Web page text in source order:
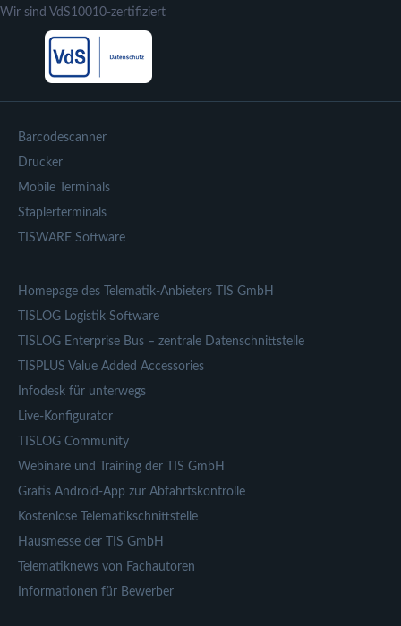
Wir sind VdS10010-zertifiziert
Barcodescanner
Drucker
Mobile Terminals
Staplerterminals
TISWARE Software
Homepage des Telematik-Anbieters TIS GmbH
TISLOG Logistik Software
TISLOG Enterprise Bus – zentrale Datenschnittstelle
TISPLUS Value Added Accessories
Infodesk für unterwegs
Live-Konfigurator
TISLOG Community
Webinare und Training der TIS GmbH
Gratis Android-App zur Abfahrtskontrolle
Kostenlose Telematikschnittstelle
Hausmesse der TIS GmbH
Telematiknews von Fachautoren
Informationen für Bewerber